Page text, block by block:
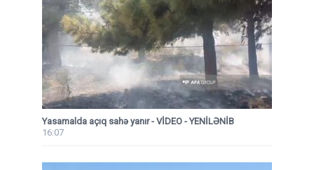
Yasamalda açıq sahə yanır - VİDEO - YENİLƏNİB
16:07